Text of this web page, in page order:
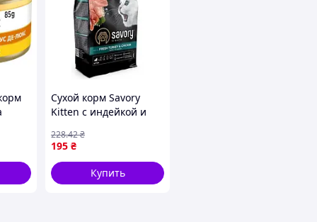
г
Сухой корм Savory
Kitten с индейкой и
всех пород 400 г
195 ₴
228.42₴
Купить